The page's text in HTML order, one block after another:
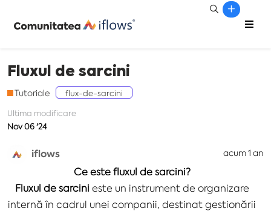
Fluxul de sarcini
Tutoriale
flux-de-sarcini
Ultima modificare
Nov 06 '24
iflows acum 1 an
Ce este fluxul de sarcini?
Fluxul de sarcini este un instrument de organizare
internă în cadrul unei companii, destinat gestionării